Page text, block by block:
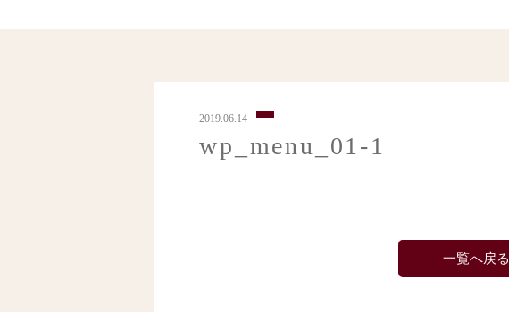
2019.06.14
wp_menu_01-1
一覧へ戻る